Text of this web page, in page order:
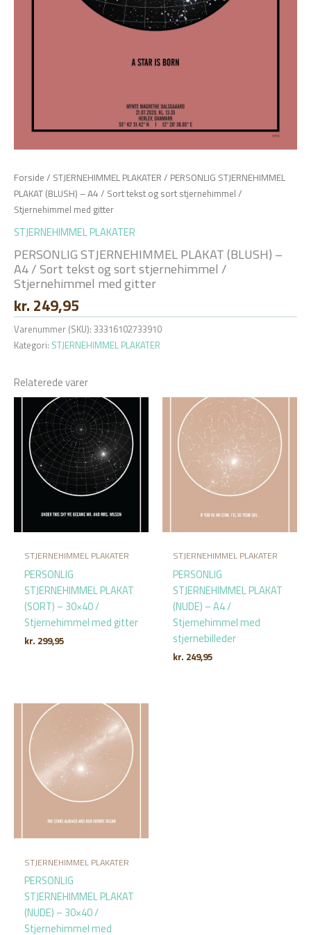
Forside / STJERNEHIMMEL PLAKATER / PERSONLIG STJERNEHIMMEL
PLAKAT (BLUSH) – A4 / Sort tekst og sort stjernehimmel /
Stjernehimmel med gitter
STJERNEHIMMEL PLAKATER
PERSONLIG STJERNEHIMMEL PLAKAT (BLUSH) –
A4 / Sort tekst og sort stjernehimmel /
Stjernehimmel med gitter
kr. 249,95
Varenummer (SKU): 33316102733910
Kategori: STJERNEHIMMEL PLAKATER
Relaterede varer
STJERNEHIMMEL PLAKATER
PERSONLIG
STJERNEHIMMEL PLAKAT
(SORT) – 30×40 /
Stjernehimmel med gitter
kr. 299,95
STJERNEHIMMEL PLAKATER
PERSONLIG
STJERNEHIMMEL PLAKAT
(NUDE) – A4 /
Stjernehimmel med
stjernebilleder
kr. 249,95
STJERNEHIMMEL PLAKATER
PERSONLIG
STJERNEHIMMEL PLAKAT
(NUDE) – 30×40 /
Stjernehimmel med